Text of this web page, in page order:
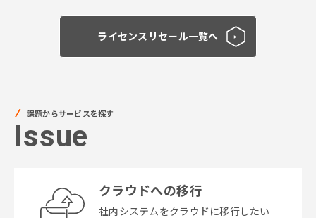
ライセンスリセール一覧へ
課題からサービスを探す
Issue
クラウドへの移行
社内システムをクラウドに移行したい